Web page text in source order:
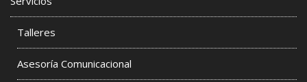
Talleres
Asesoría Comunicacional